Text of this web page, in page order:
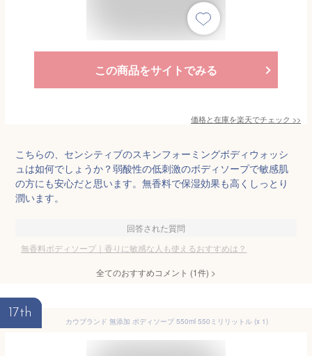
この商品をサイトでみる
価格と在庫を楽天でチェック >>
こちらの、センシティブのスキンフォーミングボディウォッシ
ュは如何でしょうか？弱酸性の低刺激のボディソープで敏感肌
の方にも安心だと思います。無香料で保湿効果も高くしっとり
潤います。
回答された質問
無香料ボディソープ｜香りに敏感な人も使えるおすすめは？
全てのおすすめコメント (1件) >
17th
カウブランド 無添加 ボディソープ 550ml 550ミリリットル (x 1)